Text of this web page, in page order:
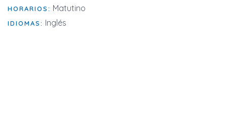
HORARIOS: Matutino
IDIOMAS: Inglés